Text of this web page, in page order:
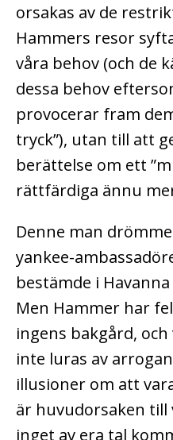
orsakas av de
Hammers resor
våra behov (och de
dessa behov
provocerar fram
tryck”), utan till att
berättelse om ett
rättfärdiga ännu
Denne man
yankee-
bestämde i
Men Hammer har
ingens bakgård,
inte luras av
illusioner om att
är huvudorsaken till
inget av era tal